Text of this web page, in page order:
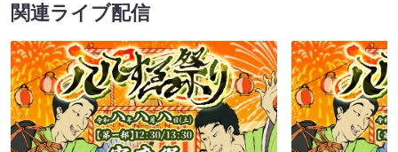
関連ライブ配信